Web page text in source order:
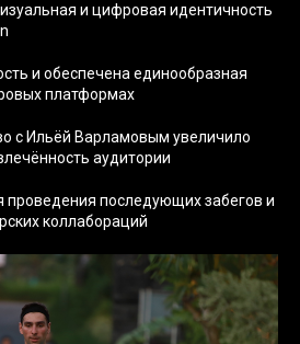
и цифровая идентичность
и обеспечена единообразная
платформах
с Ильёй Варламовым увеличило
аудитории
проведения последующих забегов и
коллабораций